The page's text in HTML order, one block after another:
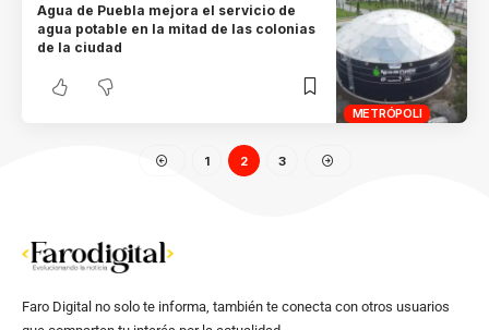
METRÓPOLI
Agua de Puebla mejora el servicio de
agua potable en la mitad de las colonias
de la ciudad
1 2 3
Faro Digital no solo te informa, también te conecta con otros usuarios